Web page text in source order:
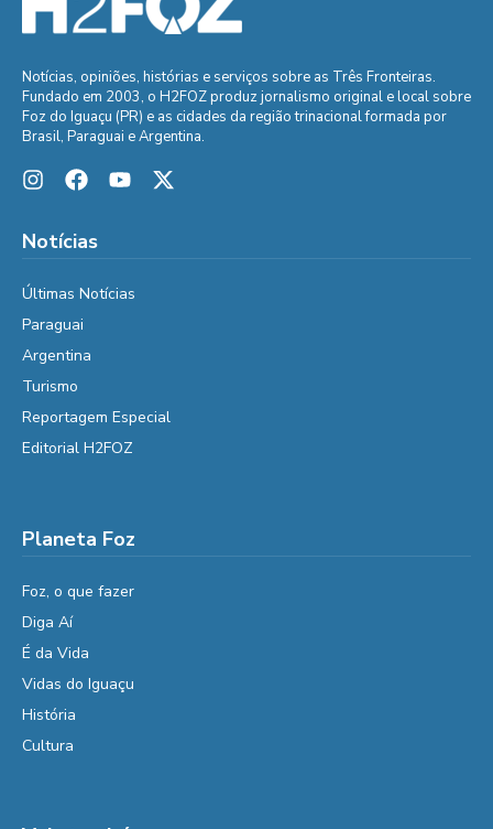
Notícias, opiniões, histórias e serviços sobre as Três Fronteiras.
Fundado em 2003, o H2FOZ produz jornalismo original e local sobre
Foz do Iguaçu (PR) e as cidades da região trinacional formada por
Brasil, Paraguai e Argentina.
Notícias
Últimas Notícias
Paraguai
Argentina
Turismo
Reportagem Especial
Editorial H2FOZ
Planeta Foz
Foz, o que fazer
Diga Aí
É da Vida
Vidas do Iguaçu
História
Cultura